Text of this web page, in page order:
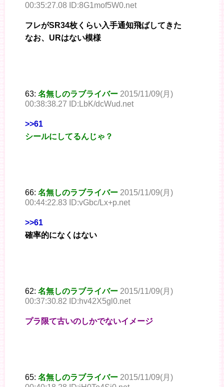
00:35:27.08 ID:8G1mof5W0.net
フレがSR34枚くらい入手通知飛ばしてきた
なお、URはない模様
63: 名無しのラブライバー 2015/11/09(月)
00:38:38.27 ID:LbK/dcWud.net
>>61
シールにしてるんじゃ？
66: 名無しのラブライバー 2015/11/09(月)
00:44:22.83 ID:vGbc/Lx+p.net
>>61
確率的になくはない
62: 名無しのラブライバー 2015/11/09(月)
00:37:30.82 ID:hv42X5gl0.net
プラ限て古いのしかでないイメージ
65: 名無しのラブライバー 2015/11/09(月)